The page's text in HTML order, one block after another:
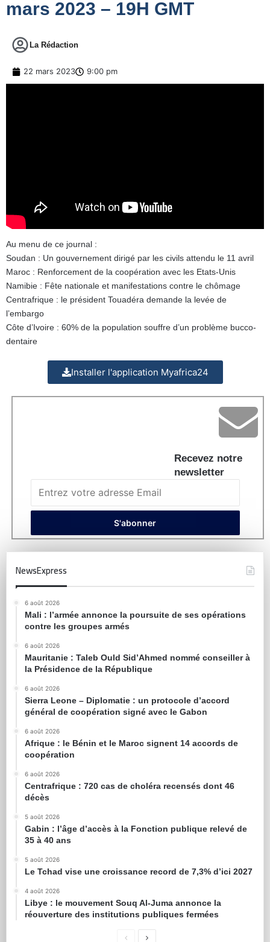
mars 2023 – 19H GMT
La Rédaction
22 mars 2023 9:00 pm
Au menu de ce journal :
Soudan : Un gouvernement dirigé par les civils attendu le 11 avril
Maroc : Renforcement de la coopération avec les Etats-Unis
Namibie : Fête nationale et manifestations contre le chômage
Centrafrique : le président Touadéra demande la levée de
l’embargo
Côte d’Ivoire : 60% de la population souffre d’un problème bucco-
dentaire
Installer l'application Myafrica24
Recevez notre
newsletter
NewsExpress
6 août 2026
Mali : l’armée annonce la poursuite de ses opérations
contre les groupes armés
6 août 2026
Mauritanie : Taleb Ould Sid’Ahmed nommé conseiller à
la Présidence de la République
6 août 2026
Sierra Leone – Diplomatie : un protocole d’accord
général de coopération signé avec le Gabon
6 août 2026
Afrique : le Bénin et le Maroc signent 14 accords de
coopération
6 août 2026
Centrafrique : 720 cas de choléra recensés dont 46
décès
5 août 2026
Gabin : l’âge d’accès à la Fonction publique relevé de
35 à 40 ans
5 août 2026
Le Tchad vise une croissance record de 7,3% d’ici 2027
4 août 2026
Libye : le mouvement Souq Al-Juma annonce la
réouverture des institutions publiques fermées